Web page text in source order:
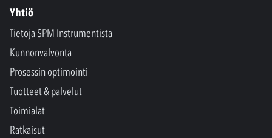
Yhtiö
Tietoja SPM Instrumentista
Kunnonvalvonta
Prosessin optimointi
Tuotteet & palvelut
Toimialat
Ratkaisut